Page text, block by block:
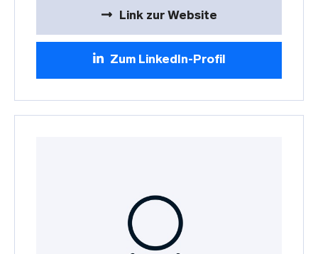
Link zur Website
Zum LinkedIn-Profil